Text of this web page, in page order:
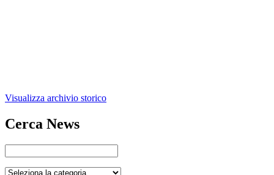
Visualizza archivio storico
Cerca News